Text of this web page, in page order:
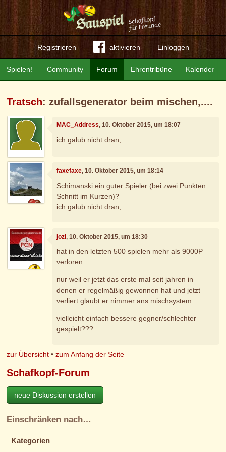
Registrieren aktivieren Einloggen
Community Forum Ehrentribüne Kalender
Spielen!
Tratsch: zufallsgenerator beim mischen,....
MAC_Address, 10. Oktober 2015, um 18:07
ich galub nicht dran,.....
faxefaxe, 10. Oktober 2015, um 18:14
Schimanski ein guter Spieler (bei zwei Punkten
Schnitt im Kurzen)?
ich galub nicht dran,.....
jozi, 10. Oktober 2015, um 18:30
hat in den letzten 500 spielen mehr als 9000P
verloren
nur weil er jetzt das erste mal seit jahren in
denen er regelmäßig gewonnen hat und jetzt
verliert glaubt er nimmer ans mischsystem
vielleicht einfach bessere gegner/schlechter
gespielt???
zur Übersicht •zum Anfang der Seite
Schafkopf-Forum
neue Diskussion erstellen
Einschränken nach…
Kategorien